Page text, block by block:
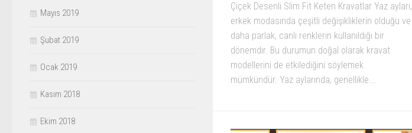
Çiçek Desenli Slim Fit Keten Kravatlar Yaz ayları,
erkek modasında çeşitli değişikliklerin olduğu ve
daha parlak, canlı renklerin kullanıldığı bir
dönemdir. Bu durumun doğal olarak kravat
modellerini de etkilediğini söylemek
mümkündür. Yaz aylarında, genellikle...
Mayıs 2019
Şubat 2019
Ocak 2019
Kasım 2018
Ekim 2018